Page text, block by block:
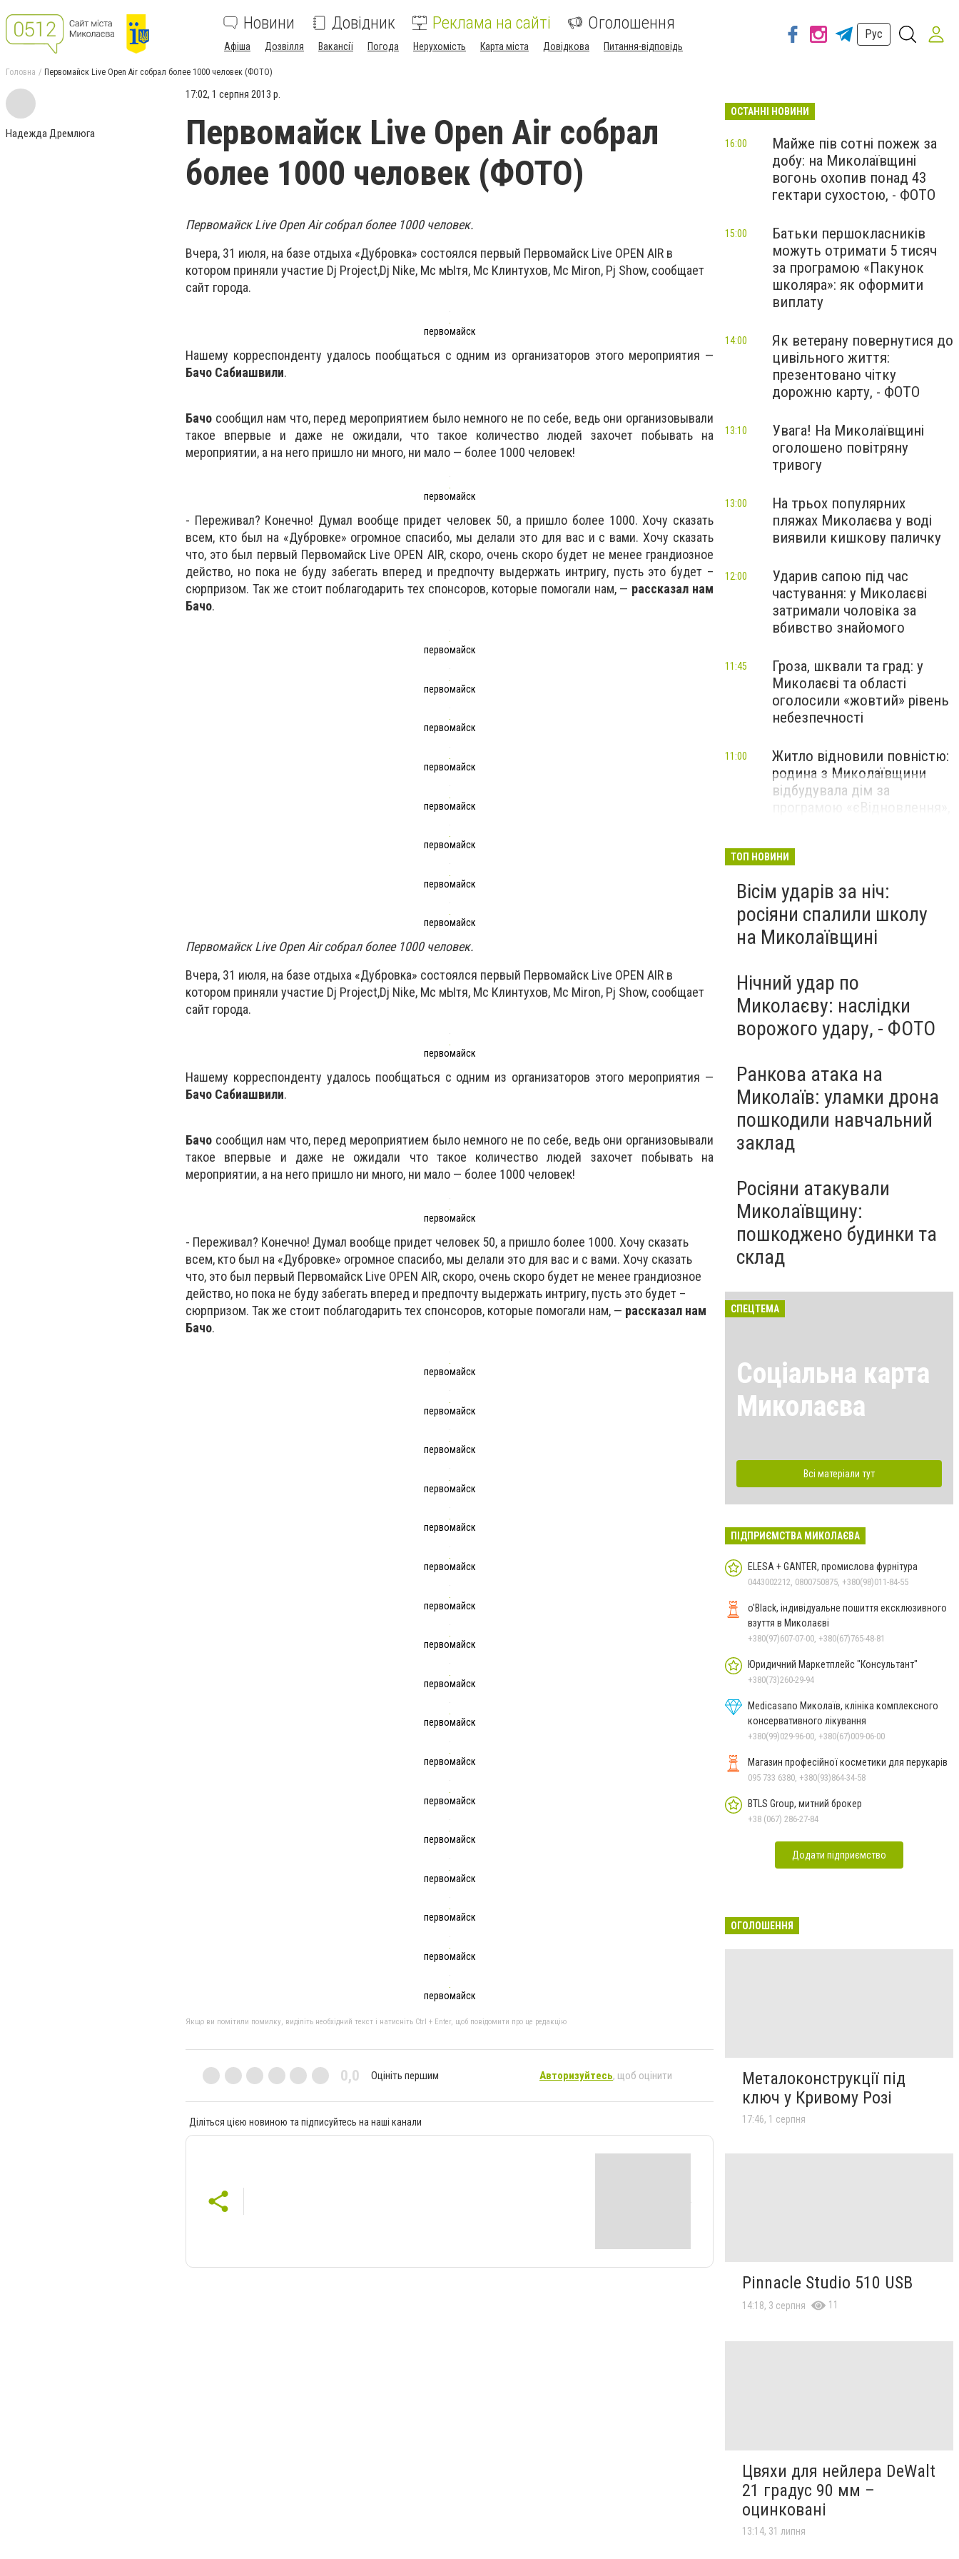
Новини Довідник Реклама на сайті Оголошення
Афіша Дозвілля Вакансії Погода Нерухомість Карта міста Довідкова Питання-відповідь
Рус
Головна Первомайск Live Open Air собрал более 1000 человек (ФОТО)
Надежда Дремлюга
17:02, 1 серпня 2013 р.
Первомайск Live Open Air собрал
более 1000 человек (ФОТО)
Первомайск Live Open Air собрал более 1000 человек.
Вчера, 31 июля, на базе отдыха «Дубровка» состоялся первый Первомайск Live OPEN AIR в
котором приняли участие Dj Project,Dj Nike, Mc мЫтя, Мс Клинтухов, Мс Miron, Pj Show, сообщает
сайт города.
первомайск
Нашему корреспонденту удалось пообщаться с одним из организаторов этого мероприятия —
Бачо Сабиашвили.
Бачо сообщил нам что, перед мероприятием было немного не по себе, ведь они организовывали
такое впервые и даже не ожидали, что такое количество людей захочет побывать на
мероприятии, а на него пришло ни много, ни мало — более 1000 человек!
первомайск
- Переживал? Конечно! Думал вообще придет человек 50, а пришло более 1000. Хочу сказать
всем, кто был на «Дубровке» огромное спасибо, мы делали это для вас и с вами. Хочу сказать
что, это был первый Первомайск Live OPEN AIR, скоро, очень скоро будет не менее грандиозное
действо, но пока не буду забегать вперед и предпочту выдержать интригу, пусть это будет –
сюрпризом. Так же стоит поблагодарить тех спонсоров, которые помогали нам, — рассказал нам
Бачо.
первомайск
первомайск
первомайск
первомайск
первомайск
первомайск
первомайск
первомайск
Первомайск Live Open Air собрал более 1000 человек.
Вчера, 31 июля, на базе отдыха «Дубровка» состоялся первый Первомайск Live OPEN AIR в
котором приняли участие Dj Project,Dj Nike, Mc мЫтя, Мс Клинтухов, Мс Miron, Pj Show, сообщает
сайт города.
первомайск
Нашему корреспонденту удалось пообщаться с одним из организаторов этого мероприятия —
Бачо Сабиашвили.
Бачо сообщил нам что, перед мероприятием было немного не по себе, ведь они организовывали
такое впервые и даже не ожидали что такое количество людей захочет побывать на
мероприятии, а на него пришло ни много, ни мало — более 1000 человек!
первомайск
- Переживал? Конечно! Думал вообще придет человек 50, а пришло более 1000. Хочу сказать
всем, кто был на «Дубровке» огромное спасибо, мы делали это для вас и с вами. Хочу сказать
что, это был первый Первомайск Live OPEN AIR, скоро, очень скоро будет не менее грандиозное
действо, но пока не буду забегать вперед и предпочту выдержать интригу, пусть это будет –
сюрпризом. Так же стоит поблагодарить тех спонсоров, которые помогали нам, — рассказал нам
Бачо.
первомайск
первомайск
первомайск
первомайск
первомайск
первомайск
первомайск
первомайск
первомайск
первомайск
первомайск
первомайск
первомайск
первомайск
первомайск
первомайск
первомайск
Якщо ви помітили помилку, виділіть необхідний текст і натисніть Ctrl + Enter, щоб повідомити про це редакцію
0,0 Оцініть першим Авторизуйтесь, щоб оцінити
Діліться цією новиною та підписуйтесь на наші канали
ОСТАННІ НОВИНИ
Майже пів сотні пожеж за
добу: на Миколаївщині
вогонь охопив понад 43
гектари сухостою, - ФОТО
16:00
Батьки першокласників
можуть отримати 5 тисяч
за програмою «Пакунок
школяра»: як оформити
виплату
15:00
Як ветерану повернутися до
цивільного життя:
презентовано чітку
дорожню карту, - ФОТО
14:00
Увага! На Миколаївщині
оголошено повітряну
тривогу
13:10
На трьох популярних
пляжах Миколаєва у воді
виявили кишкову паличку
13:00
Ударив сапою під час
частування: у Миколаєві
затримали чоловіка за
вбивство знайомого
12:00
Гроза, шквали та град: у
Миколаєві та області
оголосили «жовтий» рівень
небезпечності
11:45
Житло відновили повністю:
родина з Миколаївщини
відбудувала дім за
програмою «єВідновлення»,
11:00
ТОП НОВИНИ
Вісім ударів за ніч:
росіяни спалили школу
на Миколаївщині
Нічний удар по
Миколаєву: наслідки
ворожого удару, - ФОТО
Ранкова атака на
Миколаїв: уламки дрона
пошкодили навчальний
заклад
Росіяни атакували
Миколаївщину:
пошкоджено будинки та
склад
СПЕЦТЕМА
Соціальна карта
Миколаєва
Всі матеріали тут
ПІДПРИЄМСТВА МИКОЛАЄВА
ELESA + GANTER, промислова фурнітура
0443002212, 0800750875, +380(98)011-84-55
o'Black, індивідуальне пошиття ексклюзивного
взуття в Миколаєві
+380(97)607-07-00, +380(67)765-48-81
Юридичний Маркетплейс "Консультант"
+380(73)260-29-94
Medicasano Миколаїв, клініка комплексного
консервативного лікування
+380(99)029-96-00, +380(67)009-06-00
Магазин професійної косметики для перукарів
095 733 6380, +380(93)864-34-58
BTLS Group, митний брокер
+38 (067) 286-27-84
Додати підприємство
ОГОЛОШЕННЯ
Металоконструкції під
ключ у Кривому Розі
17:46, 1 серпня
Pinnacle Studio 510 USB
14:18, 3 серпня 11
Цвяхи для нейлера DeWalt
21 градус 90 мм –
оцинковані
13:14, 31 липня